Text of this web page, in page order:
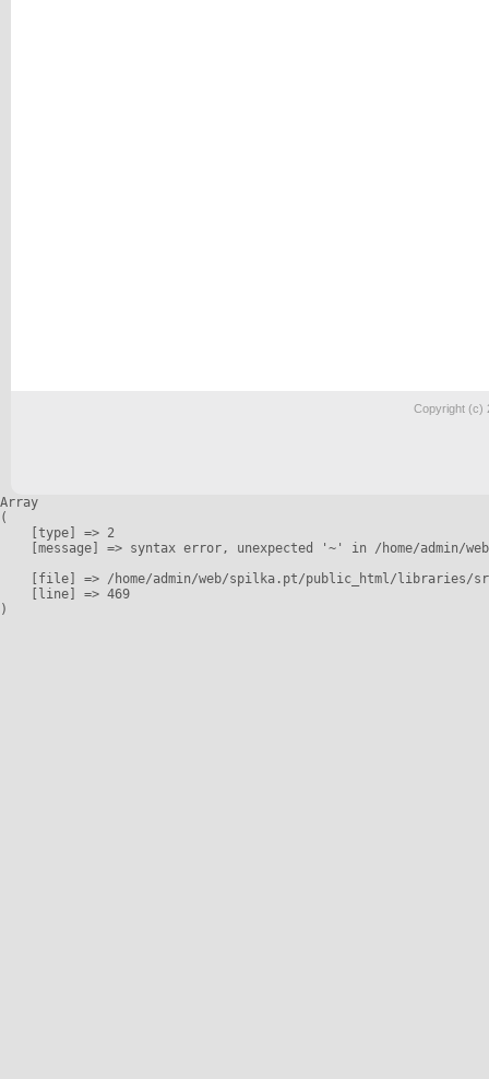
Copyright (c)
Array
(
    [type] => 2
[message] => syntax error, unexpected '~' in /home/admin/
[file] => /home/admin/web/spilka.pt/public_html/libraries/
    [line] => 469